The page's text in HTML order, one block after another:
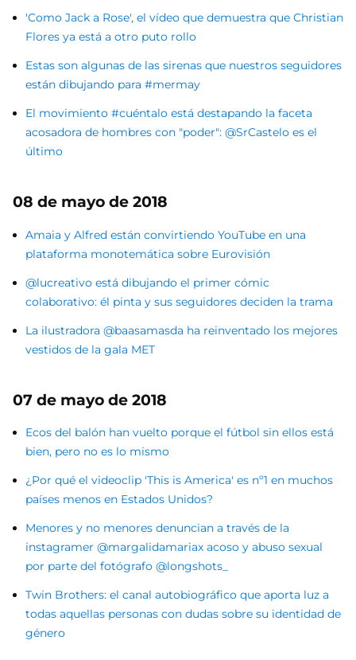
'Como Jack a Rose', el vídeo que demuestra que Christian
Flores ya está a otro puto rollo
Estas son algunas de las sirenas que nuestros seguidores
están dibujando para #mermay
El movimiento #cuéntalo está destapando la faceta
acosadora de hombres con "poder": @SrCastelo es el
último
08 de mayo de 2018
Amaia y Alfred están convirtiendo YouTube en una
plataforma monotemática sobre Eurovisión
@lucreativo está dibujando el primer cómic
colaborativo: él pinta y sus seguidores deciden la trama
La ilustradora @baasamasda ha reinventado los mejores
vestidos de la gala MET
07 de mayo de 2018
Ecos del balón han vuelto porque el fútbol sin ellos está
bien, pero no es lo mismo
¿Por qué el videoclip 'This is America' es nº1 en muchos
países menos en Estados Unidos?
Menores y no menores denuncian a través de la
instagramer @margalidamariax acoso y abuso sexual
por parte del fotógrafo @longshots_
Twin Brothers: el canal autobiográfico que aporta luz a
todas aquellas personas con dudas sobre su identidad de
género